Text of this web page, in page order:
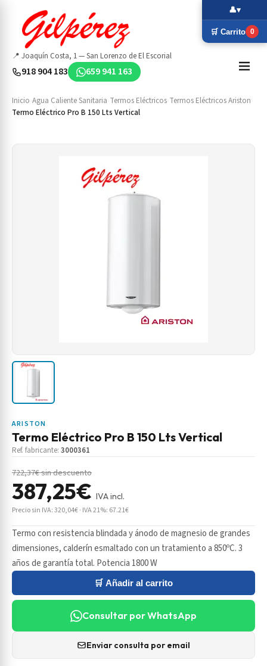
📍 Joaquín Costa, 1 — San Lorenzo de El Escorial
918 904 183 659 941 163
Inicio Agua Caliente Sanitaria Termos Eléctricos Termos Eléctricos Ariston
Termo Eléctrico Pro B 150 Lts Vertical
ARISTON
Termo Eléctrico Pro B 150 Lts Vertical
Ref. fabricante: 3000361
722,37€ sin descuento
387,25€ IVA incl.
Precio sin IVA: 320,04€ · IVA 21%: 67.21€
Termo con resistencia blindada y ánodo de magnesio de grandes
dimensiones, calderín esmaltado con un tratamiento a 850ºC. 3
años de garantía total. Potencia 1800 W
🛒 Añadir al carrito
Consultar por WhatsApp
Enviar consulta por email
🛒 Carrito 0
👤▾